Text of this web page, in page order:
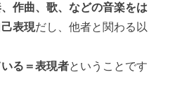
作曲、歌、などの音楽をは
表現だし、他者と関わる以
る＝表現者ということです